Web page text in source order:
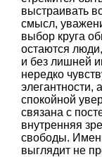
выстраивать
смысл,
выбор круга
остаются
и без лишней
нередко
элегантности,
спокойной
связана с
внутренняя
свободы.
выглядит не